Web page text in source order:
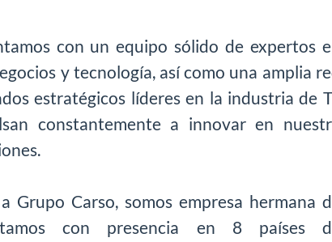
con un equipo sólido de expertos
y tecnología, así como una amplia
estratégicos líderes en la industria de
constantemente a innovar en
Grupo Carso, somos empresa hermana
con presencia en 8 países